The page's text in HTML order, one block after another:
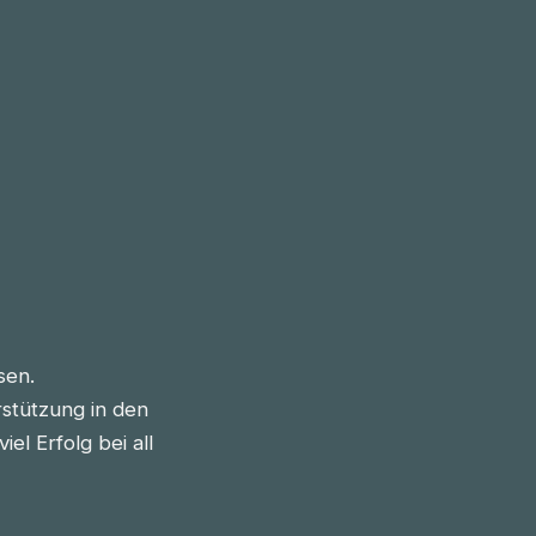
in den
Erfolg bei all